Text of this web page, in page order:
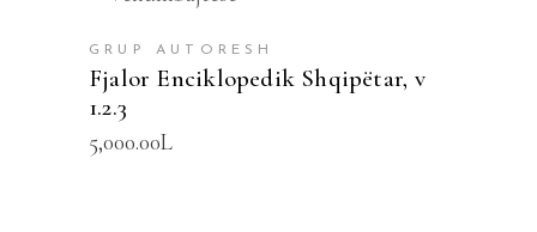
SHTOJE NË SHPORTË
GRUP AUTORESH
Fjalor Enciklopedik Shqipëtar, v
1.2.3
5,000.00L